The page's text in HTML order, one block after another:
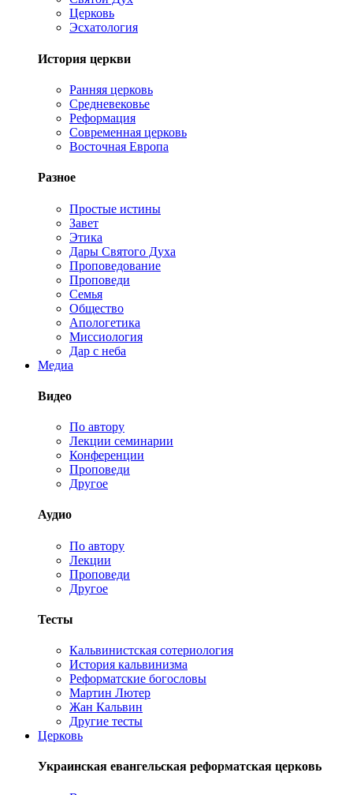
Церковь
Эсхатология
История церкви
Ранняя церковь
Средневековье
Реформация
Современная церковь
Восточная Европа
Разное
Простые истины
Завет
Этика
Дары Святого Духа
Проповедование
Проповеди
Семья
Общество
Апологетика
Миссиология
Дар с неба
Медиа
Видео
По автору
Лекции семинарии
Конференции
Проповеди
Другое
Аудио
По автору
Лекции
Проповеди
Другое
Тесты
Кальвинистская сотериология
История кальвинизма
Реформатские богословы
Мартин Лютер
Жан Кальвин
Другие тесты
Церковь
Украинская евангельская реформатская церковь